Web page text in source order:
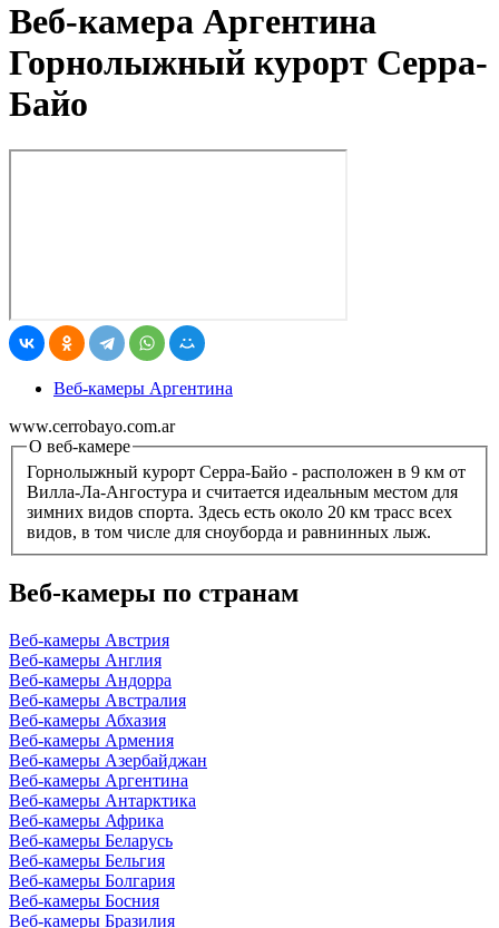
Веб-камера Аргентина
Горнолыжный курорт Серра-
Байо
Веб-камеры Аргентина
www.cerrobayo.com.ar
О веб-камере
Горнолыжный курорт Серра-Байо - расположен в 9 км от
Вилла-Ла-Ангостура и считается идеальным местом для
зимних видов спорта. Здесь есть около 20 км трасс всех
видов, в том числе для сноуборда и равнинных лыж.
Веб-камеры по странам
Веб-камеры Австрия
Веб-камеры Англия
Веб-камеры Андорра
Веб-камеры Австралия
Веб-камеры Абхазия
Веб-камеры Армения
Веб-камеры Азербайджан
Веб-камеры Аргентина
Веб-камеры Антарктика
Веб-камеры Африка
Веб-камеры Беларусь
Веб-камеры Бельгия
Веб-камеры Болгария
Веб-камеры Босния
Веб-камеры Бразилия